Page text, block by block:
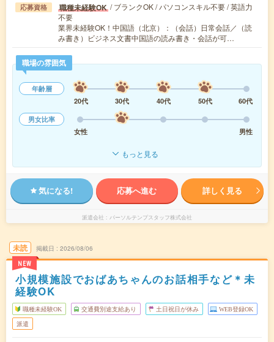
応募資格 職種未経験OK / ブランクOK / パソコンスキル不要 / 英語力
不要
業界未経験OK！中国語（北京）：（会話）日常会話／（読
み書き）ビジネス文書中国語の読み書き・会話が可…
職場の雰囲気
年齢層
20代
30代 40代 50代
60代
男女比率
女性
男性
もっと見る
気になる! 応募へ進む 詳しく見る
派遣会社 パーソルテンプスタッフ株式会社
未読
NEW
掲載日 2026/08/06
小規模施設でおばあちゃんのお話相手など＊未
経験OK
職種未経験OK 交通費別途支給あり 土日祝日が休み WEB登録OK
派遣